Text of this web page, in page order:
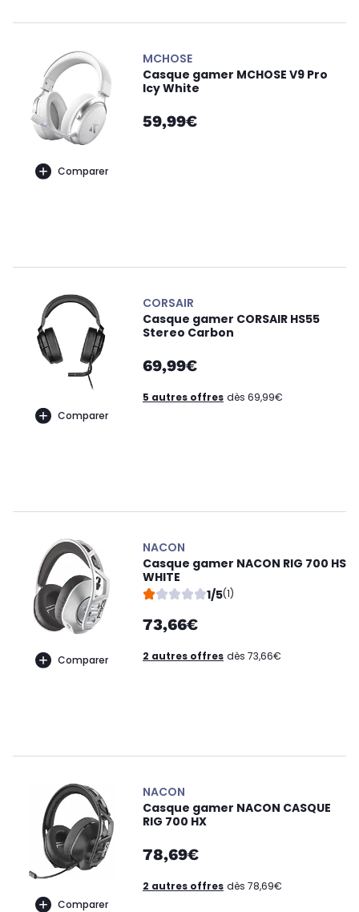
Comparer
MCHOSE
Casque gamer MCHOSE V9 Pro
Icy White
59,99€
Comparer
CORSAIR
Casque gamer CORSAIR HS55
Stereo Carbon
69,99€
5 autres offres dès 69,99€
Comparer
NACON
Casque gamer NACON RIG 700 HS
WHITE
1/5(1)
73,66€
2 autres offres dès 73,66€
Comparer
NACON
Casque gamer NACON CASQUE
RIG 700 HX
78,69€
2 autres offres dès 78,69€